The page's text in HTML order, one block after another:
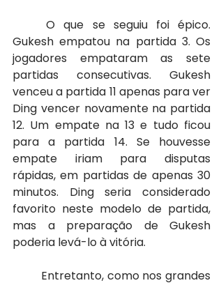
	O que se seguiu foi épico.
Gukesh empatou na partida 3. Os
jogadores empataram as sete
partidas consecutivas. Gukesh
venceu a partida 11 apenas para ver
Ding vencer novamente na partida
12. Um empate na 13 e tudo ficou
para a partida 14. Se houvesse
empate iriam para disputas
rápidas, em partidas de apenas 30
minutos. Ding seria considerado
favorito neste modelo de partida,
mas a preparação de Gukesh
poderia levá-lo à vitória.